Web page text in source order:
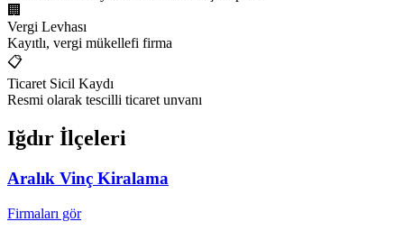
🏢
Vergi Levhası
Kayıtlı, vergi mükellefi firma
📋
Ticaret Sicil Kaydı
Resmi olarak tescilli ticaret unvanı
Iğdır İlçeleri
Aralık Vinç Kiralama
Firmaları gör